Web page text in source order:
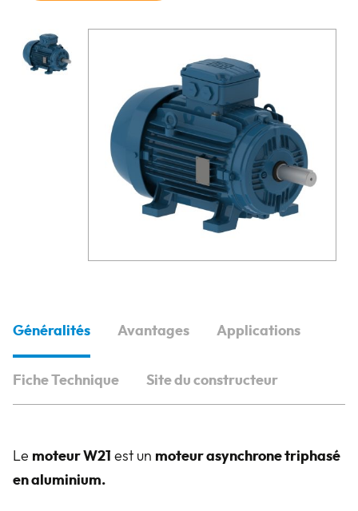
Généralités Avantages Applications
Fiche Technique Site du constructeur
Le moteur W21 est un moteur asynchrone triphasé
en aluminium.